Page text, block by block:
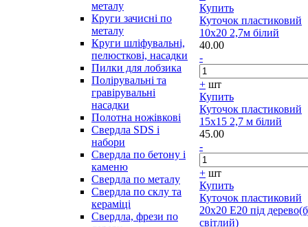
металу
Круги зачисні по
металу
Круги шліфувальні,
пелюсткові, насадки
Пилки для лобзика
Полірувальні та
гравірувальні
насадки
Полотна ножівкові
Свердла SDS і
набори
Свердла по бетону і
каменю
Свердла по металу
Свердла по склу та
кераміці
Свердла, фрези по
Купить
Куточок пластиковий
10х20 2,7м білий
40.00
-
+ шт
Купить
Куточок пластиковий
15х15 2,7 м білий
45.00
-
+ шт
Купить
Куточок пластиковий
20х20 Е20 під
світлий)